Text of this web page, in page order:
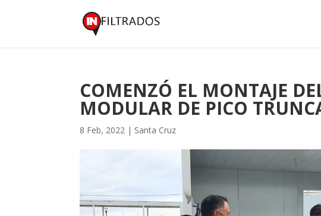
COMENZÓ EL MONTAJE
MODULAR DE PICO
8 Feb, 2022 | Santa Cruz